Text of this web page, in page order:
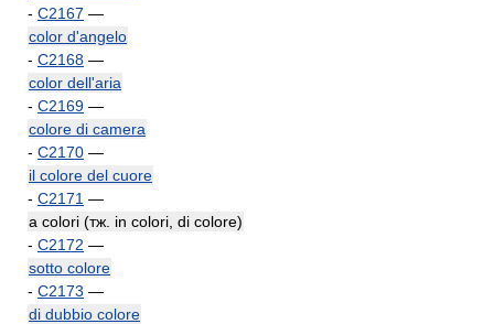
- C2167 —
color d'angelo
- C2168 —
color dell'aria
- C2169 —
colore di camera
- C2170 —
il colore del cuore
- C2171 —
a colori (тж. in colori, di colore)
- C2172 —
sotto colore
- C2173 —
di dubbio colore